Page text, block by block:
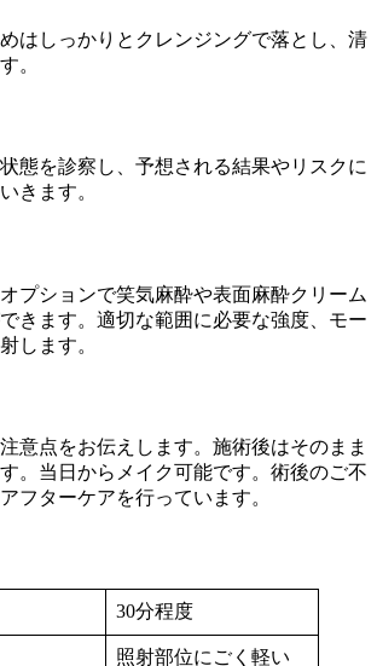
はしっかりとクレンジングで落とし、清
。
態を診察し、予想される結果やリスクに
きます。
プションで笑気麻酔や表面麻酔クリーム
きます。適切な範囲に必要な強度、モー
します。
意点をお伝えします。施術後はそのまま
。当日からメイク可能です。術後のご不
フターケアを行っています。
30分程度
照射部位にごく軽い